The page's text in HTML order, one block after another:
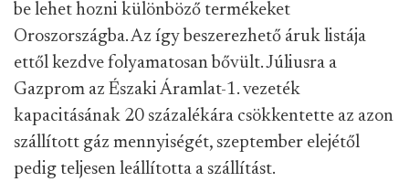
be lehet hozni különböző termékeket
Oroszországba. Az így beszerezhető áruk listája
ettől kezdve folyamatosan bővült. Júliusra a
Gazprom az Északi Áramlat-1. vezeték
kapacitásának 20 százalékára csökkentette az azon
szállított gáz mennyiségét, szeptember elejétől
pedig teljesen leállította a szállítást.